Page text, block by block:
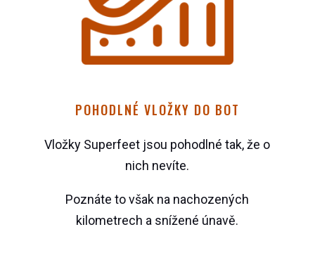
POHODLNÉ VLOŽKY DO BOT
Vložky Superfeet jsou pohodlné tak, že o
nich nevíte.
Poznáte to však na nachozených
kilometrech a snížené únavě.